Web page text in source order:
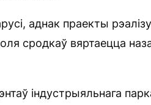
аднак праекты
сродкаў вяртаецца
індустрыяльнага